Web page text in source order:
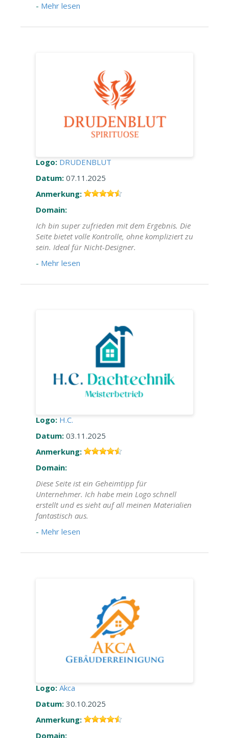
- Mehr lesen
Logo: DRUDENBLUT
Datum: 07.11.2025
Anmerkung:
Domain:
Ich bin super zufrieden mit dem Ergebnis. Die
Seite bietet volle Kontrolle, ohne kompliziert zu
sein. Ideal für Nicht-Designer.
- Mehr lesen
Logo: H.C.
Datum: 03.11.2025
Anmerkung:
Domain:
Diese Seite ist ein Geheimtipp für
Unternehmer. Ich habe mein Logo schnell
erstellt und es sieht auf all meinen Materialien
fantastisch aus.
- Mehr lesen
Logo: Akca
Datum: 30.10.2025
Anmerkung:
Domain: